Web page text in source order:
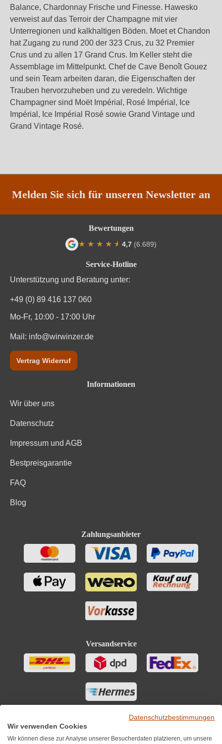
Balance, Chardonnay Frische und Finesse. Hawesko
verweist auf das Terroir der Champagne mit vier
Unterregionen und kalkhaltigen Böden. Moet et Chandon
hat Zugang zu rund 200 der 323 Crus, zu 32 Premier
Crus und zu allen 17 Grand Crus. Im Keller steht die
Assemblage im Mittelpunkt. Chef de Cave Benoît Gouez
und sein Team arbeiten daran, die Eigenschaften der
Trauben hervorzuheben und zu veredeln. Wichtige
Champagner sind Moët Impérial, Rosé Impérial, Ice
Impérial, Ice Impérial Rosé sowie Grand Vintage und
Grand Vintage Rosé.
Melden Sie sich für unseren Newsletter an
Service-Hotline
Unterstützung und Beratung unter:
+49 (0) 89 416 137 060
Mo-Fr, 10:00 - 17:00 Uhr
Mail: info@wirwinzer.de
Vertrag Widerruf
Informationen
Wir über uns
Datenschutz
Impressum und AGB
Bestpreisgarantie
FAQ
Blog
Zahlungsanbieter
Versandservice
Bewertungen
★ ★ ★ ★ ★
★ 4,7 (6.689)
Datenschutzbestimmungen
Wir verwenden Cookies
Wir können diese zur Analyse unserer Besucherdaten platzieren, um unsere